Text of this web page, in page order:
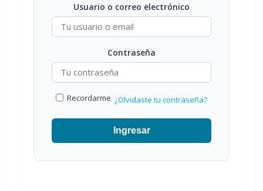
Usuario o correo electrónico
Contraseña
Recordarme ¿Olvidaste tu contraseña?
Ingresar